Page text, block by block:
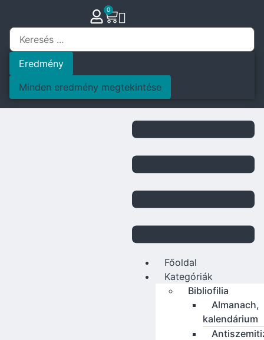
0
Eredmény
Minden eredmény megtekintése
Főoldal
Kategóriák
Bibliofilia
Almanach,
kalendárium